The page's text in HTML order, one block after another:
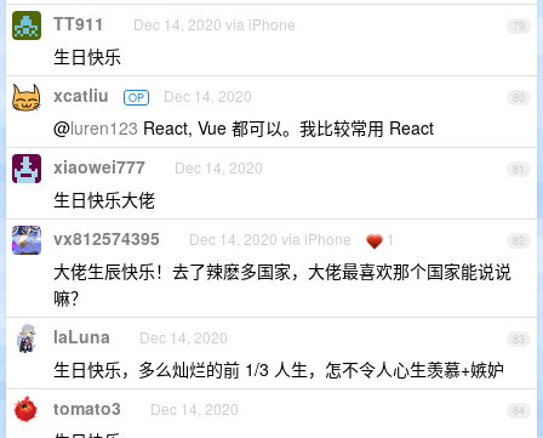
79
TT911 Dec 14, 2020 via iPhone
生日快乐
80
xcatliu OP Dec 14, 2020
@luren123 React, Vue 都可以。我比较常用 React
81
xiaowei777 Dec 14, 2020
生日快乐大佬
82
vx812574395 Dec 14, 2020 via iPhone 1
大佬生辰快乐！去了辣麽多国家，大佬最喜欢那个国家能说说
嘛？
83
laLuna Dec 14, 2020
生日快乐，多么灿烂的前 1/3 人生，怎不令人心生羡慕+嫉妒
84
tomato3 Dec 14, 2020